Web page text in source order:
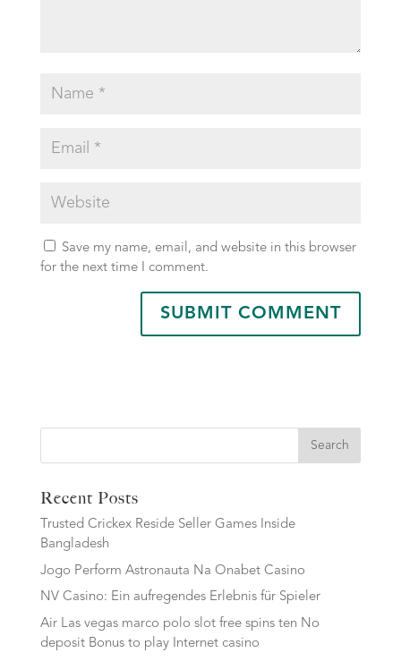
Save my name, email, and website in this browser
for the next time I comment.
Search
Recent Posts
Trusted Crickex Reside Seller Games Inside
Bangladesh
Jogo Perform Astronauta Na Onabet Casino
NV Casino: Ein aufregendes Erlebnis für Spieler
Air Las vegas marco polo slot free spins ten No
deposit Bonus to play Internet casino